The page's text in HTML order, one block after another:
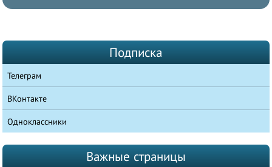
Подписка
Телеграм
ВКонтакте
Одноклассники
Важные страницы